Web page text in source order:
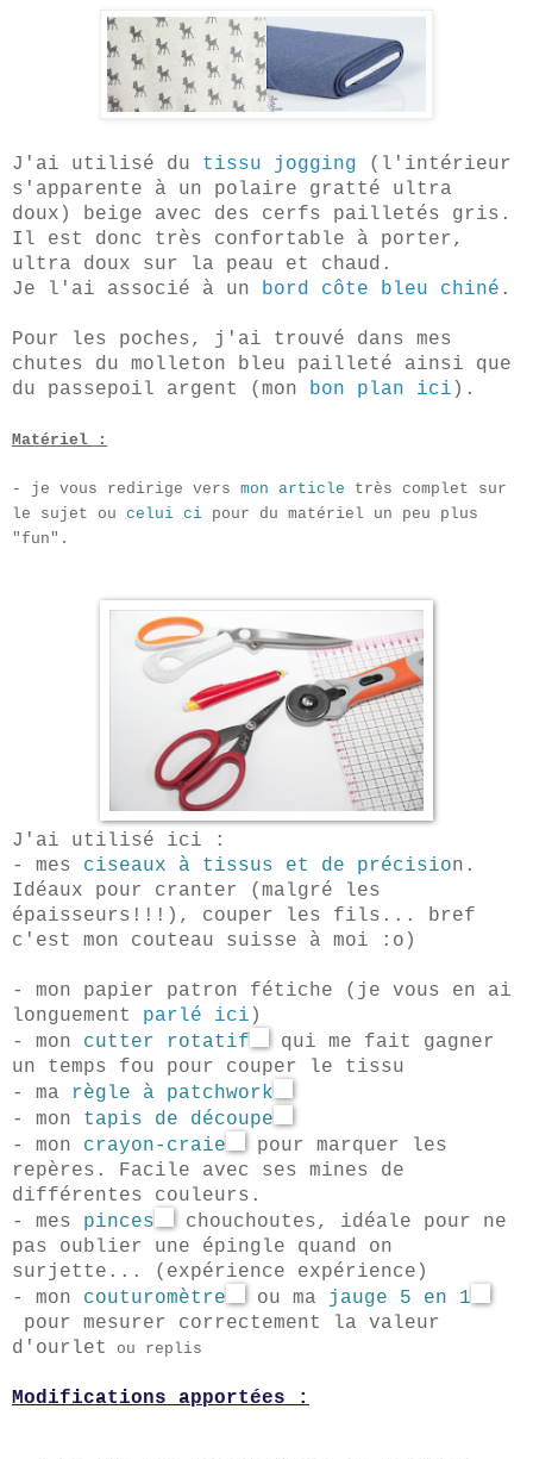
J'ai utilisé du tissu jogging (l'intérieur
s'apparente à un polaire gratté ultra
doux) beige avec des cerfs pailletés gris.
Il est donc très confortable à porter,
ultra doux sur la peau et chaud.
Je l'ai associé à un bord côte bleu chiné .
Pour les poches, j'ai trouvé dans mes
chutes du molleton bleu pailleté ainsi que
du passepoil argent (mon bon plan ici ).
Matériel :
- je vous redirige vers mon article très complet sur
le sujet ou celui ci pour du matériel un peu plus
"fun".
J'ai utilisé ici :
- mes ciseaux à tissus et de précision.
Idéaux pour cranter (malgré les
épaisseurs!!!), couper les fils... bref
c'est mon couteau suisse à moi :o)
- mon papier patron fétiche (je vous en ai
longuement parlé ici )
- mon cutter rotatif
qui me fait gagner
un temps fou pour couper le tissu
- ma
règle à patchwork
- mon tapis de découpe
- mon crayon-craie
pour marquer les
repères. Facile avec ses mines de
différentes couleurs.
- mes pinces chouchoutes, idéale pour ne
pas oublier une épingle quand on
surjette...
(expérience expérience)
- mon couturomètre ou ma
jauge 5 en 1
pour mesurer correctement la valeur
d'ourlet
ou replis
Modifications apportées :